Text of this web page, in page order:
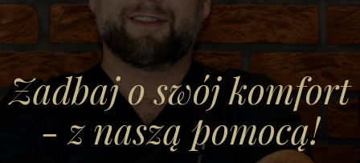
Zadbaj o swój komfort
- z naszą pomocą!